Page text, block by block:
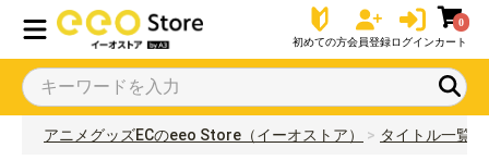
初めての方会員登録ログイン
0
カート
アニメグッズECのeeo Store（イーオストア） タイトル一覧